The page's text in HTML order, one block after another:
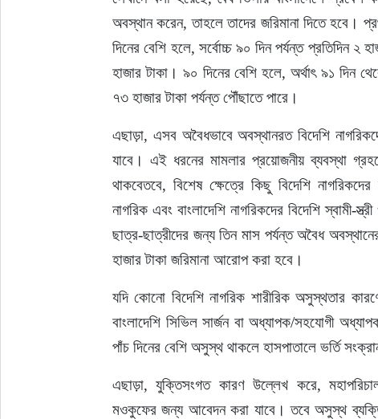
অবস্থান করেন, তাহলে তাদের জরিমানা দিতে হবে।
দিনের বেশি হলে, সর্বোচ্চ ৯০ দিন পর্যন্ত প্রতিদিন ২
হাজার টাকা। ৯০ দিনের বেশি হলে, অর্থাৎ ৯১ দিন
৭৩ হাজার টাকা পর্যন্ত পৌঁছাতে পারে।
এছাড়া, এসব অবৈধভাবে অবস্থানরত বিদেশি
যাবে। এই ধরনের মামলার প্রয়োজনীয় ব্যবস্থা
থাকবেতবে, বিশেষ ক্ষেত্রে কিছু বিদেশি
নাগরিক এবং বাংলাদেশি নাগরিকদের বিদেশি স্বামী-
ছাত্র-ছাত্রীদের জন্য তিন মাস পর্যন্ত অবৈধ
হাজার টাকা জরিমানা আরোপ করা হবে।
যদি কোনো বিদেশি নাগরিক শারীরিক অসুস্থতার
বাংলাদেশি সিভিল সার্জন বা অধ্যাপক/সহযোগী
পাঁচ দিনের বেশি অসুস্থ থাকলে হাসপাতালে ভর্তি
এছাড়া, যুক্তিসংগত কারণ উল্লেখ করে,
মওকুফের জন্য আবেদন করা যাবে। তবে অসুস্থ ব্যক্তি